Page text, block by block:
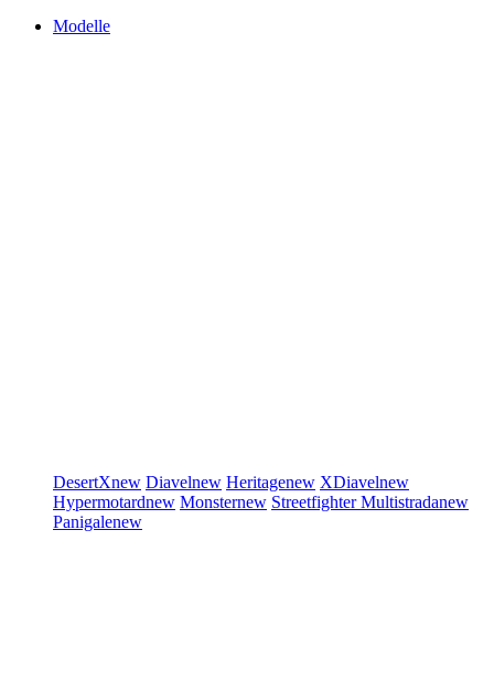
Modelle
DesertXnew Diavelnew Heritagenew XDiavelnew
Hypermotardnew Monsternew StreetfighterMultistradanew
Panigalenew